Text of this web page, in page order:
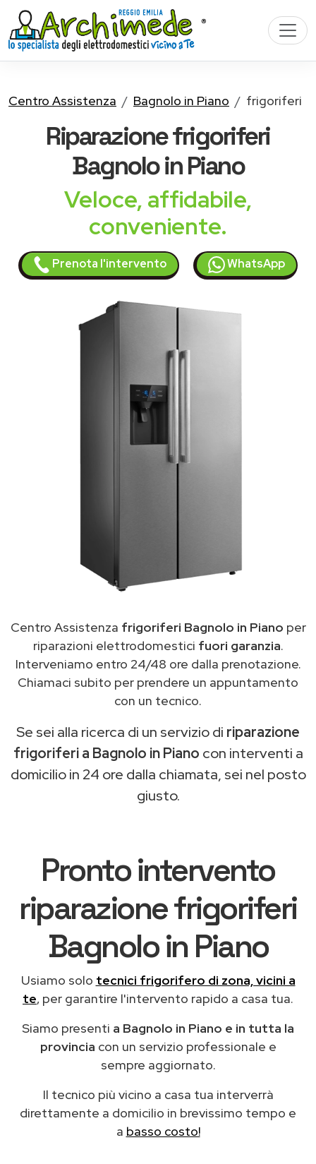
Centro Assistenza Bagnolo in Piano frigoriferi
Riparazionefrigoriferi
Bagnolo in Piano
Veloce, affidabile,
conveniente.
Prenota l'intervento WhatsApp
Centro Assistenza frigoriferi Bagnolo in Piano per
riparazioni elettrodomestici fuori garanzia.
Interveniamo entro 24/48 ore dalla prenotazione.
Chiamaci subito per prendere un appuntamento
con un tecnico.
Se sei alla ricerca di un servizio di riparazione
frigoriferi a Bagnolo in Piano con interventi a
domicilio in 24 ore dalla chiamata, sei nel posto
giusto.
Pronto intervento
riparazione frigoriferi
Bagnolo in Piano
Usiamo solo tecnici frigorifero di zona, vicini a
te, per garantire l'intervento rapido a casa tua.
Siamo presenti a Bagnolo in Piano e in tutta la
provincia con un servizio professionale e
sempre aggiornato.
Il tecnico più vicino a casa tua interverrà
direttamente a domicilio in brevissimo tempo e
a basso costo!